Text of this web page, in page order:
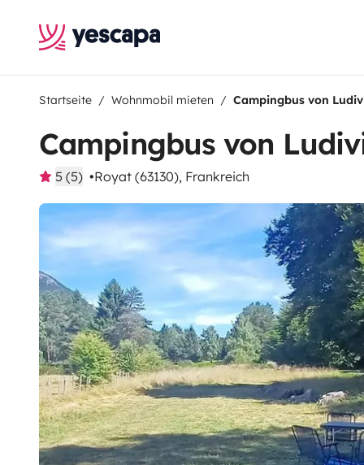
Startseite Wohnmobil mieten Campingbus von
Campingbus von
5 (5) Royat (63130), Frankreich